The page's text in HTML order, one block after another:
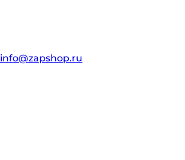
info@zapshop.ru